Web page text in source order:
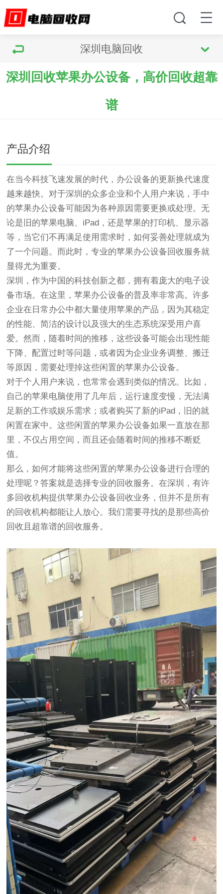
深圳电脑回收
深圳回收苹果办公设备，高价回收超靠
谱
产品介绍
在当今科技飞速发展的时代，办公设备的更新换代速度
越来越快。对于深圳的众多企业和个人用户来说，手中
的苹果办公设备可能因为各种原因需要更换或处理。无
论是旧的苹果电脑、iPad，还是苹果的打印机、显示器
等，当它们不再满足使用需求时，如何妥善处理就成为
了一个问题。而此时，专业的苹果办公设备回收服务就
显得尤为重要。
深圳，作为中国的科技创新之都，拥有着庞大的电子设
备市场。在这里，苹果办公设备的普及率非常高。许多
企业在日常办公中都大量使用苹果的产品，因为其稳定
的性能、简洁的设计以及强大的生态系统深受用户喜
爱。然而，随着时间的推移，这些设备可能会出现性能
下降、配置过时等问题，或者因为企业业务调整、搬迁
等原因，需要处理掉这些闲置的苹果办公设备。
对于个人用户来说，也常常会遇到类似的情况。比如，
自己的苹果电脑使用了几年后，运行速度变慢，无法满
足新的工作或娱乐需求；或者购买了新的iPad，旧的就
闲置在家中。这些闲置的苹果办公设备如果一直放在那
里，不仅占用空间，而且还会随着时间的推移不断贬
值。
那么，如何才能将这些闲置的苹果办公设备进行合理的
处理呢？答案就是选择专业的回收服务。在深圳，有许
多回收机构提供苹果办公设备回收业务，但并不是所有
的回收机构都能让人放心。我们需要寻找的是那些高价
回收且超靠谱的回收服务。